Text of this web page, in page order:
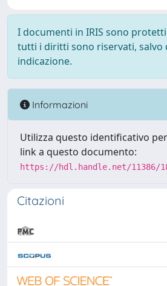
I documenti in IRIS sono
tutti i diritti sono riservati, salvo
indicazione.
Informazioni
Utilizza questo identificativo
link a questo documento:
https://hdl.handle.net/11386/
Citazioni